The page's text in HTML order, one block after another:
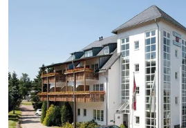
Doppelzimmer Komfort Balkon
2 Erwachsene und 1 Kind